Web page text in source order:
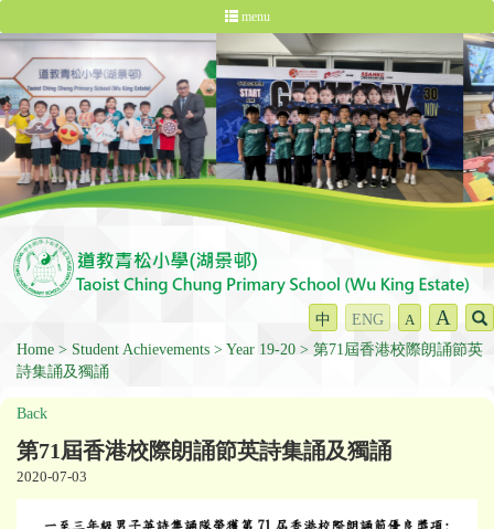
menu
中 ENG A A
Home Student Achievements Year 19-20
第71屆香港校際朗誦節英
詩集誦及獨誦
Back
第71屆香港校際朗誦節英詩集誦及獨誦
2020-07-03